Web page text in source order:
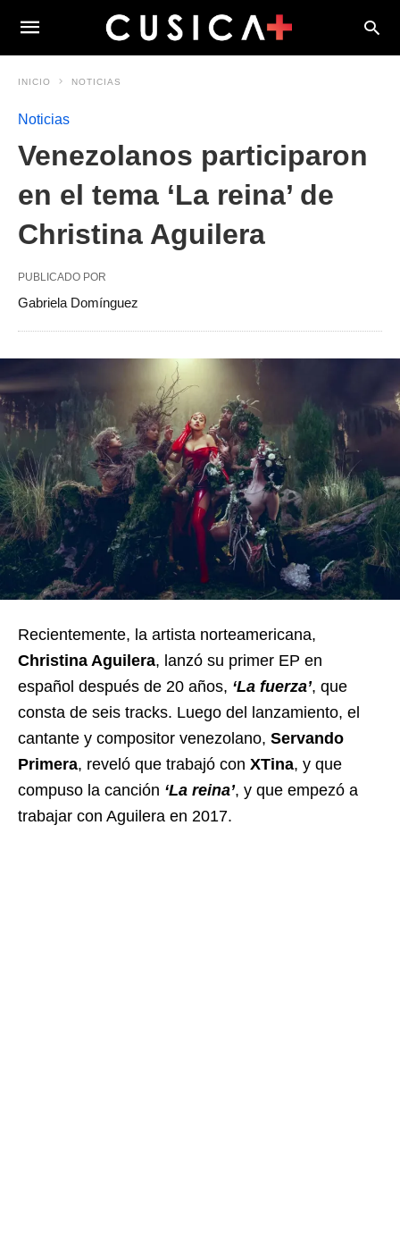
INICIO NOTICIAS
Noticias
Venezolanos participaron
en el tema ‘La reina’ de
Christina Aguilera
PUBLICADO POR
Gabriela Domínguez
Recientemente, la artista norteamericana,
Christina Aguilera, lanzó su primer EP en
español después de 20 años, ‘La fuerza’, que
consta de seis tracks. Luego del lanzamiento, el
cantante y compositor venezolano, Servando
Primera, reveló que trabajó con XTina, y que
compuso la canción ‘La reina’, y que empezó a
trabajar con Aguilera en 2017.